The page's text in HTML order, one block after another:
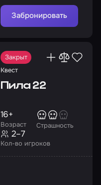
Забронировать
Закрыт
Квест
Пила 22
Возраст
16+
Страшность
Кол-во игроков
2–7